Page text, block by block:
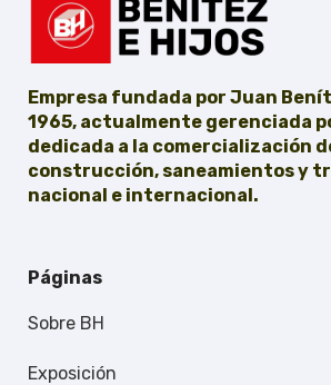
Empresa fundada por Juan
1965, actualmente gerenciada
dedicada a la comercialización
construcción, saneamientos y
nacional e internacional.
Páginas
Sobre BH
Exposición